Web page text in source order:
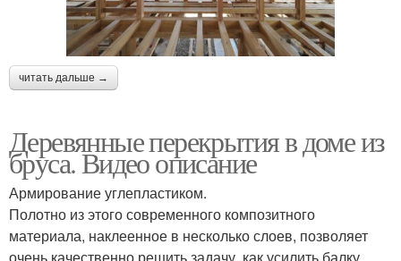
читать дальше →
Деревянные перекрытия в доме из
бруса. Видео описание
Армирование углепластиком.
Полотно из этого современного композитного
материала, наклеенное в несколько слоев, позволяет